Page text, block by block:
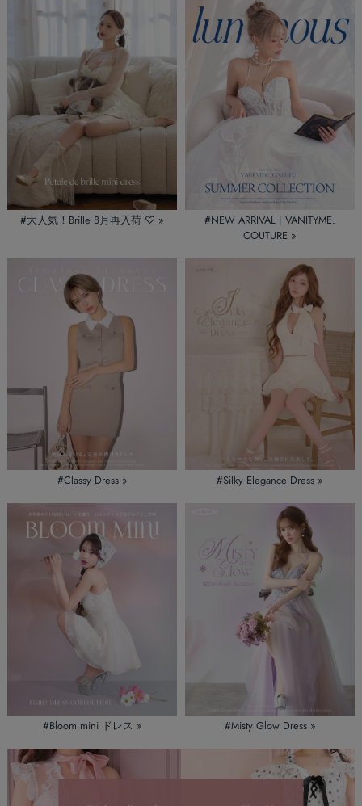
#大人気！Brille 8月再入荷 ♡ »
#NEW ARRIVAL | VANITYME.
COUTURE »
#Classy Dress » #Silky Elegance Dress »
#Bloom mini ドレス » #Misty Glow Dress »